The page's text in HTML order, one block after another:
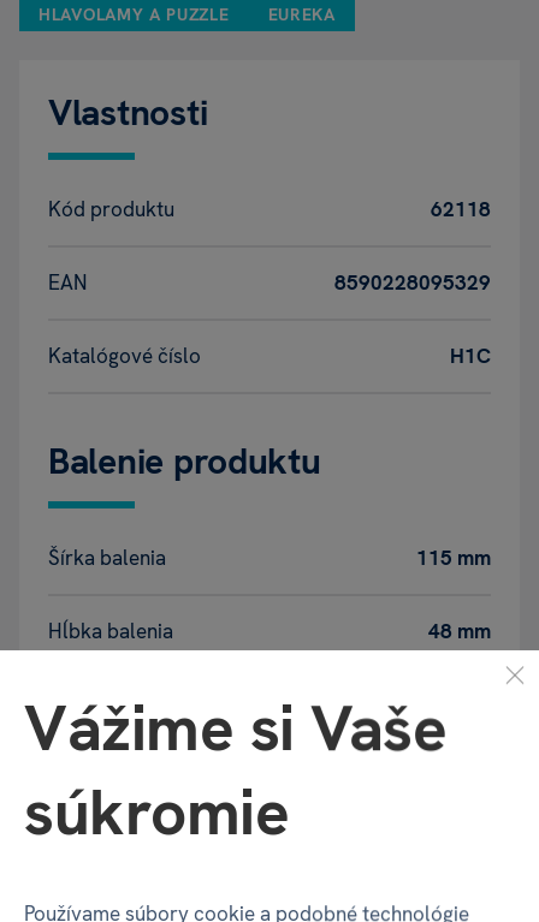
HLAVOLAMY A PUZZLE EUREKA
Vlastnosti
Kód produktu 62118
EAN 8590228095329
Katalógové číslo H1C
Balenie produktu
Šírka balenia 115 mm
Hĺbka balenia 48 mm
Výška balenia
Vážime si Vaše
súkromie
Používame súbory cookie a podobné technológie